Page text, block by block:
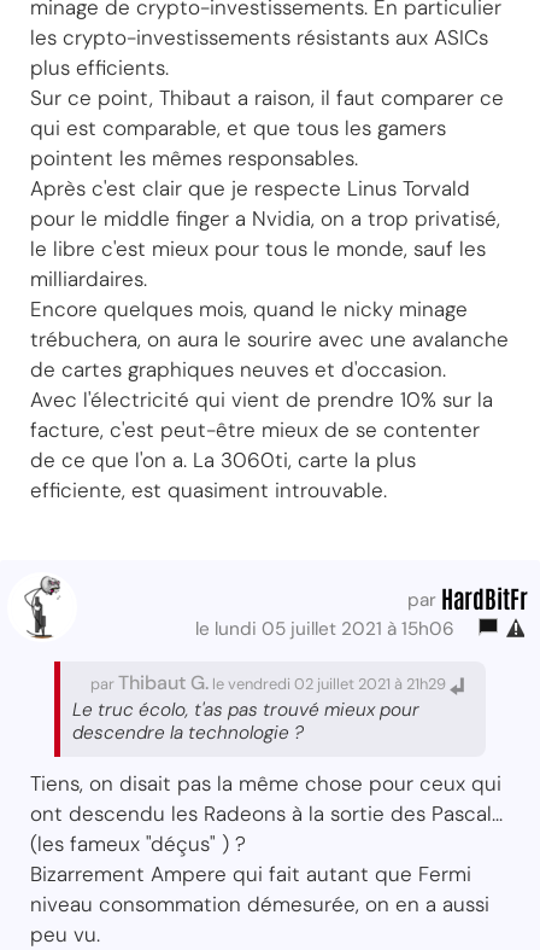
minage de crypto-investissements. En particulier
les crypto-investissements résistants aux ASICs
plus efficients.
Sur ce point, Thibaut a raison, il faut comparer ce
qui est comparable, et que tous les gamers
pointent les mêmes responsables.
Après c'est clair que je respecte Linus Torvald
pour le middle finger a Nvidia, on a trop privatisé,
le libre c'est mieux pour tous le monde, sauf les
milliardaires.
Encore quelques mois, quand le nicky minage
trébuchera, on aura le sourire avec une avalanche
de cartes graphiques neuves et d'occasion.
Avec l'électricité qui vient de prendre 10% sur la
facture, c'est peut-être mieux de se contenter
de ce que l'on a. La 3060ti, carte la plus
efficiente, est quasiment introuvable.
par HardBitFr
le lundi 05 juillet 2021 à 15h06
parThibaut G. le vendredi 02 juillet 2021 à 21h29
Le truc écolo, t'as pas trouvé mieux pour
descendre la technologie ?
Tiens, on disait pas la même chose pour ceux qui
ont descendu les Radeons à la sortie des Pascal...
(les fameux "déçus" ) ?
Bizarrement Ampere qui fait autant que Fermi
niveau consommation démesurée, on en a aussi
peu vu.